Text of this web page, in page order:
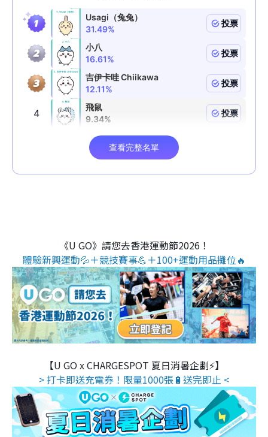
《U GO》請您去香港運動節2026！
體驗新興運動💦＋競技賽事💪＋100+運動用品攤位🔥
【U GO x CHARGESPOT 夏日消暑企劃⚡】
> 打卡即送充電券！限量1000張🔋送完即止 <